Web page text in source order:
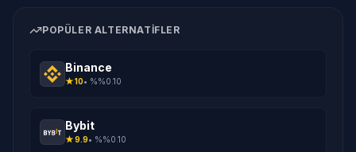
POPÜLER ALTERNATIFLER
Binance
★10• %%0.10
Bybit
★9.9• %%0.10